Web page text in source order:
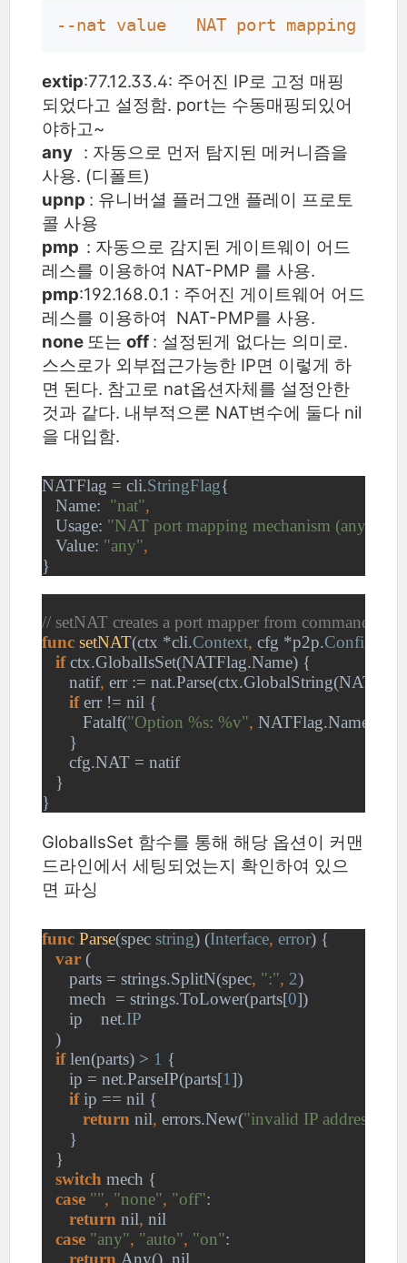
--nat value NAT port mapping
extip:77.12.33.4: 주어진 IP로 고정 매핑
되었다고 설정함. port는 수동매핑되있어
야하고~
any : 자동으로 먼저 탐지된 메커니즘을
사용. (디폴트)
upnp : 유니버셜 플러그앤 플레이 프로토
콜 사용
pmp : 자동으로 감지된 게이트웨이 어드
레스를 이용하여 NAT-PMP 를 사용.
pmp:192.168.0.1 : 주어진 게이트웨어 어드
레스를 이용하여 NAT-PMP를 사용.
none 또는 off : 설정된게 없다는 의미로.
스스로가 외부접근가능한 IP면 이렇게 하
면 된다. 참고로 nat옵션자체를 설정안한
것과 같다. 내부적으론 NAT변수에 둘다 nil
을 대입함.
NATFlag = cli.StringFlag{
   Name:
"nat",
Usage: "NAT port mapping mechanism
Value: "any",
}
// setNAT creates a port mapper from command line
func setNAT(ctx *cli.Context, cfg *p2p.Config
if ctx.GlobalIsSet(NATFlag.Name) {
      natif
, err :=
if err != nil {
         Fatalf(
"Option %s: %v", NATFlag.Name
      }
      cfg.NAT = natif
   }
}
GlobalIsSet 함수를 통해 해당 옵션이 커맨
드라인에서 세팅되었는지 확인하여 있으
면 파싱
func Parse(spec string) (Interface, error) {
var (
      parts = strings.SplitN(spec
, ":", 2)
      mech  = strings.ToLower(parts[
0])
      ip    net.
IP
)
if len(parts) > 1 {
      ip = net.ParseIP(parts[
1])
if ip == nil {
return nil, errors.New("invalid IP address"
      }
   }
switch mech {
case "", "none", "off":
return nil, nil
case "any", "auto", "on":
return Any() nil